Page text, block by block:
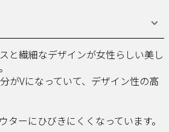
と繊細なデザインが女性らしい美し
がVになっていて、デザイン性の高
ターにひびきにくくなっています。